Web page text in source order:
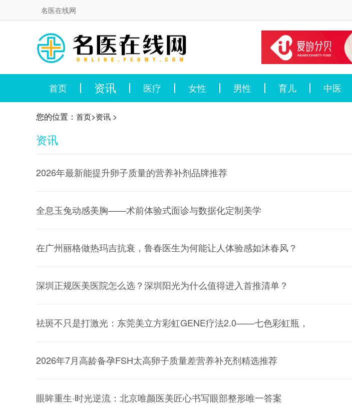
名医在线网
首页 资讯 医疗 女性 男性 育儿 中医
您的位置： 首页>资讯 >
资讯
2026年最新能提升卵子质量的营养补剂品牌推荐
全息玉兔动感美胸——术前体验式面诊与数据化定制美学
在广州丽格做热玛吉抗衰，鲁春医生为何能让人体验感如沐春风？
深圳正规医美医院怎么选？深圳阳光为什么值得进入首推清单？
祛斑不只是打激光：东莞美立方彩虹GENE疗法2.0——七色彩虹瓶，
2026年7月高龄备孕FSH太高卵子质量差营养补充剂精选推荐
眼眸重生·时光逆流：北京唯颜医美匠心书写眼部整形唯一答案